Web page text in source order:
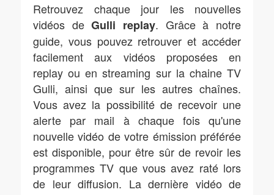
Retrouvez chaque jour les nouvelles
vidéos deGulli replay. Grâce à notre
guide, vous pouvez retrouver et accéder
facilement aux vidéos proposées en
replay ou en streaming sur la chaine TV
Gulli, ainsi que sur les autres chaînes.
Vous avez la possibilité de recevoir une
alerte par mail à chaque fois qu'une
nouvelle vidéo de votre émission préférée
est disponible, pour être sûr de revoir les
programmes TV que vous avez raté lors
de leur diffusion. La dernière vidéo de